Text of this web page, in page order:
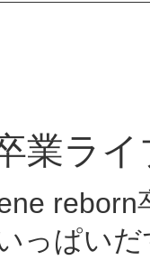
業ライ
reborn
っぱい